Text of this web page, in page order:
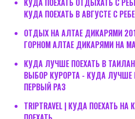
КУДА ПОЕХАТЬ ОТДЫХАТЬ С
КУДА ПОЕХАТЬ В АВГУСТЕ С
ОТДЫХ НА АЛТАЕ ДИКАРЯМИ
ГОРНОМ АЛТАЕ ДИКАРЯМИ НА
КУДА ЛУЧШЕ ПОЕХАТЬ В
ВЫБОР КУРОРТА - КУДА ЛУЧШЕ
ПЕРВЫЙ РАЗ
TRIPTRAVEL | КУДА ПОЕХАТЬ